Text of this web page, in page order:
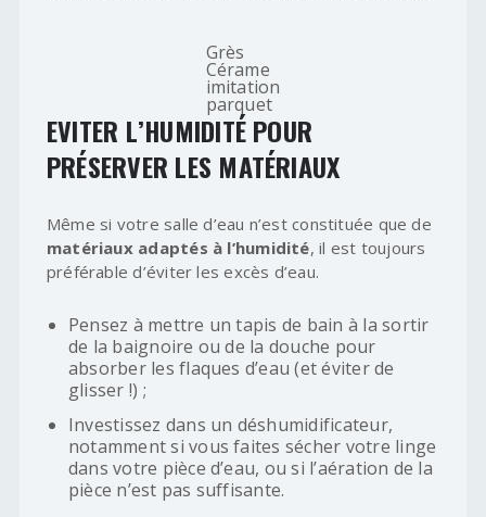
Grès
Cérame
imitation
parquet
EVITER L’HUMIDITÉ POUR
PRÉSERVER LES MATÉRIAUX
Même si votre salle d’eau n’est constituée que de
matériaux adaptés à l’humidité, il est toujours
préférable d’éviter les excès d’eau.
Pensez à mettre un tapis de bain à la sortir
de la baignoire ou de la douche pour
absorber les flaques d’eau (et éviter de
glisser !) ;
Investissez dans un déshumidificateur,
notamment si vous faites sécher votre linge
dans votre pièce d’eau, ou si l’aération de la
pièce n’est pas suffisante.